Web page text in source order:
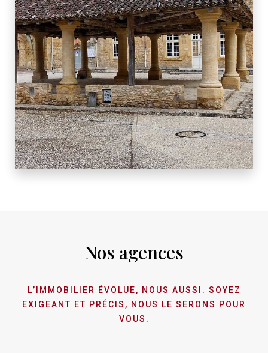
Nos agences
L’IMMOBILIER ÉVOLUE, NOUS AUSSI. SOYEZ
EXIGEANT ET PRÉCIS, NOUS LE SERONS POUR
VOUS.